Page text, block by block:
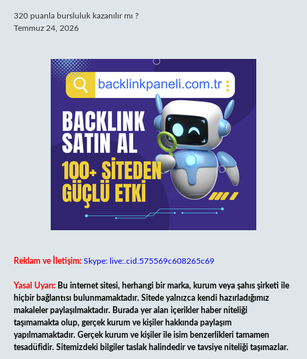
320 puanla bursluluk kazanılır mı ?
Temmuz 24, 2026
Reklam ve İletişim: Skype: live:.cid.575569c608265c69
Yasal Uyarı: Bu internet sitesi, herhangi bir marka, kurum veya şahıs şirketi ile
hiçbir bağlantısı bulunmamaktadır. Sitede yalnızca kendi hazırladığımız
makaleler paylaşılmaktadır. Burada yer alan içerikler haber niteliği
taşımamakta olup, gerçek kurum ve kişiler hakkında paylaşım
yapılmamaktadır. Gerçek kurum ve kişiler ile isim benzerlikleri tamamen
tesadüfidir. Sitemizdeki bilgiler taslak halindedir ve tavsiye niteliği taşımazlar.